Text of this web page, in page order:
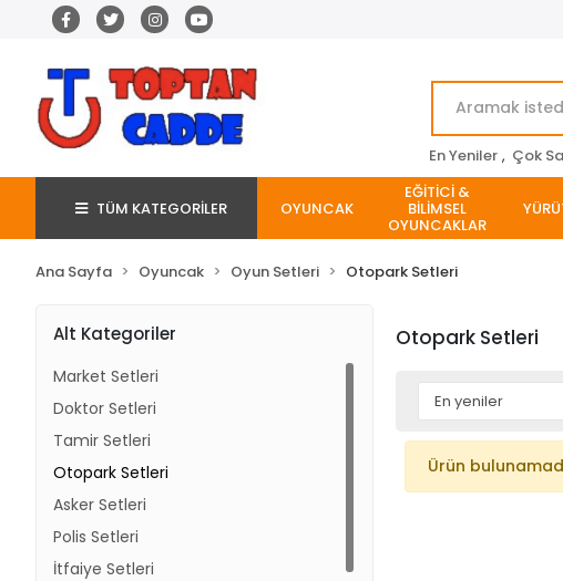
En Yeniler , Çok
TÜM KATEGORİLER OYUNCAK
EĞİTİCİ &
BİLİMSEL
OYUNCAKLAR
Ana Sayfa Oyuncak Oyun Setleri Otopark Setleri
Alt Kategoriler
Market Setleri
Doktor Setleri
Tamir Setleri
Otopark Setleri
Asker Setleri
Polis Setleri
İtfaiye Setleri
Otopark Setleri
Ürün